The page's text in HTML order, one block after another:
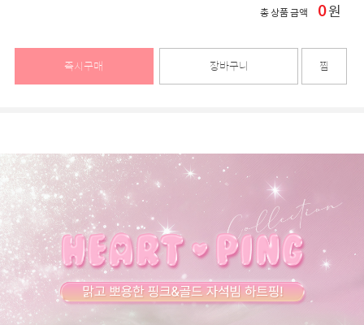
총 상품 금액 0원
즉시구매 장바구니 찜